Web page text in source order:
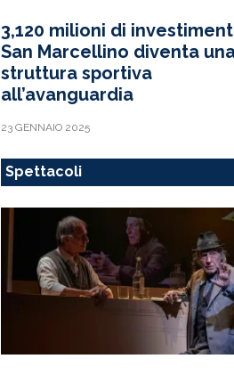
3,120 milioni di
San Marcellino diventa
struttura sportiva
all’avanguardia
23 GENNAIO 2025
Spettacoli